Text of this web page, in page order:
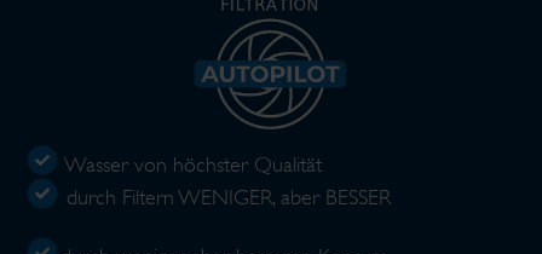
Wasser von höchster Qualität
durch Filtern WENIGER, aber BESSER